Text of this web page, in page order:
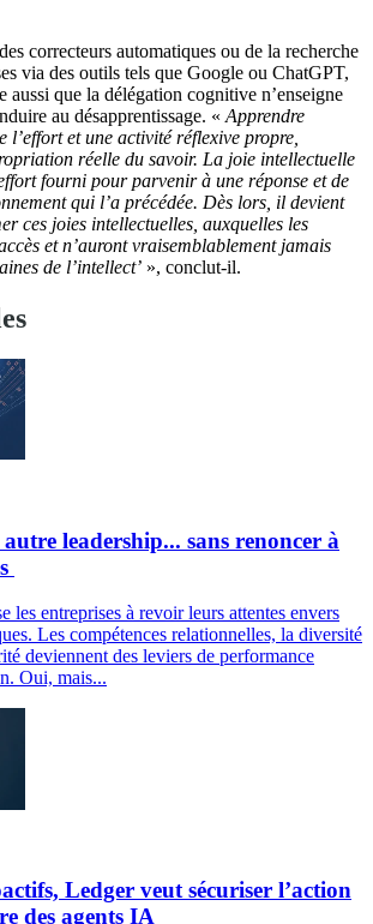
correcteurs automatiques ou de la recherche
via des outils tels que Google ou ChatGPT,
que la délégation cognitive n’enseigne
au désapprentissage. « Apprendre
l’effort et une activité réflexive propre,
réelle du savoir. La joie intellectuelle
fourni pour parvenir à une réponse et de
qui l’a précédée. Dès lors, il devient
ces joies intellectuelles, auxquelles les
et n’auront vraisemblablement jamais
de l’intellect’ », conclut-il.
leadership... sans renoncer à
les entreprises à revoir leurs attentes envers
Les compétences relationnelles, la diversité
deviennent des leviers de performance
Oui, mais...
Ledger veut sécuriser l’action
des agents IA